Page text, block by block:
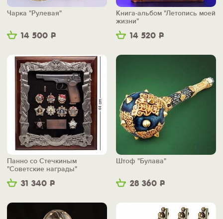
14 500 Р
Чарка "Рулевая"
14 520 Р
Книга-альбом "Летопись моей
жизни"
31 340 Р
Панно со Стечкиным
"Советские награды"
28 360 Р
Штоф "Булава"